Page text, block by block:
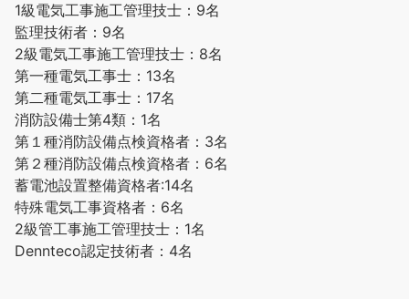
1級電気工事施工管理技士：9名
監理技術者：9名
2級電気工事施工管理技士：8名
第一種電気工事士：13名
第二種電気工事士：17名
消防設備士第4類：1名
第１種消防設備点検資格者：3名
第２種消防設備点検資格者：6名
蓄電池設置整備資格者:14名
特殊電気工事資格者：6名
2級管工事施工管理技士：1名
Dennteco認定技術者：4名